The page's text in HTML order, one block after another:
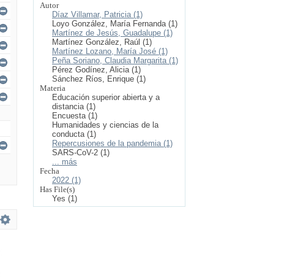
Autor
Díaz Villamar, Patricia (1)
Loyo González, María Fernanda (1)
Martínez de Jesús, Guadalupe (1)
Martínez González, Raúl (1)
Martínez Lozano, María José (1)
Peña Soriano, Claudia Margarita (1)
Pérez Godínez, Alicia (1)
Sánchez Ríos, Enrique (1)
Materia
Educación superior abierta y a
distancia (1)
Encuesta (1)
Humanidades y ciencias de la
conducta (1)
Repercusiones de la pandemia (1)
SARS-CoV-2 (1)
... más
Fecha
2022 (1)
Has File(s)
Yes (1)